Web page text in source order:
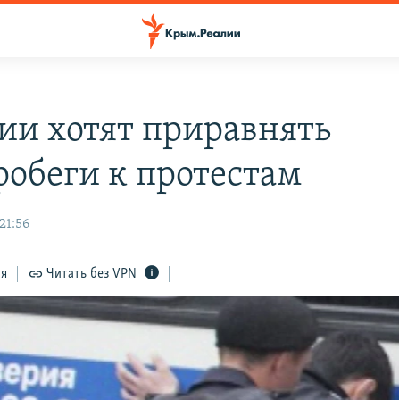
хотят приравнять
к протестам
Читать без VPN